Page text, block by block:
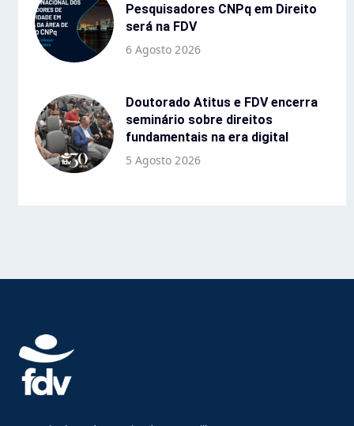
Pesquisadores CNPq em Direito
será na FDV
6 Agosto 2026
Doutorado Atitus e FDV encerra
seminário sobre direitos
fundamentais na era digital
5 Agosto 2026